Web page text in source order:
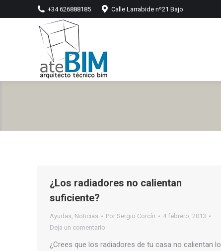
+34 626888185 Calle Larrabide nº21 Bajo
¿Los radiadores no calientan
suficiente?
Ayudas, Noticias Por Sergio Corcín
4 febrero, 2013
Deja un comentario
¿Crees que los radiadores de tu casa no calientan lo